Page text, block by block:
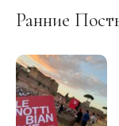
Ранние